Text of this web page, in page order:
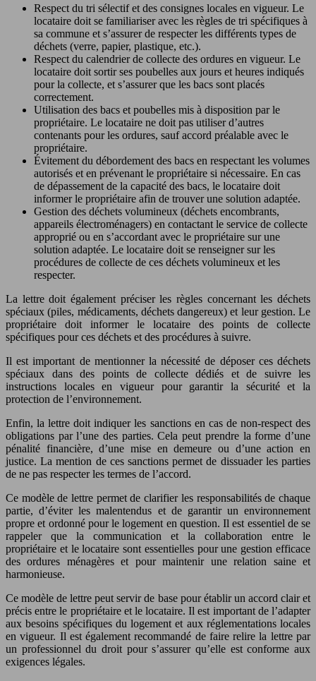
Respect du tri sélectif et des consignes locales en vigueur. Le
locataire doit se familiariser avec les règles de tri spécifiques à
sa commune et s’assurer de respecter les différents types de
déchets (verre, papier, plastique, etc.).
Respect du calendrier de collecte des ordures en vigueur. Le
locataire doit sortir ses poubelles aux jours et heures indiqués
pour la collecte, et s’assurer que les bacs sont placés
correctement.
Utilisation des bacs et poubelles mis à disposition par le
propriétaire. Le locataire ne doit pas utiliser d’autres
contenants pour les ordures, sauf accord préalable avec le
propriétaire.
Évitement du débordement des bacs en respectant les volumes
autorisés et en prévenant le propriétaire si nécessaire. En cas
de dépassement de la capacité des bacs, le locataire doit
informer le propriétaire afin de trouver une solution adaptée.
Gestion des déchets volumineux (déchets encombrants,
appareils électroménagers) en contactant le service de collecte
approprié ou en s’accordant avec le propriétaire sur une
solution adaptée. Le locataire doit se renseigner sur les
procédures de collecte de ces déchets volumineux et les
respecter.
La lettre doit également préciser les règles concernant les déchets
spéciaux (piles, médicaments, déchets dangereux) et leur gestion. Le
propriétaire doit informer le locataire des points de collecte
spécifiques pour ces déchets et des procédures à suivre.
Il est important de mentionner la nécessité de déposer ces déchets
spéciaux dans des points de collecte dédiés et de suivre les
instructions locales en vigueur pour garantir la sécurité et la
protection de l’environnement.
Enfin, la lettre doit indiquer les sanctions en cas de non-respect des
obligations par l’une des parties. Cela peut prendre la forme d’une
pénalité financière, d’une mise en demeure ou d’une action en
justice. La mention de ces sanctions permet de dissuader les parties
de ne pas respecter les termes de l’accord.
Ce modèle de lettre permet de clarifier les responsabilités de chaque
partie, d’éviter les malentendus et de garantir un environnement
propre et ordonné pour le logement en question. Il est essentiel de se
rappeler que la communication et la collaboration entre le
propriétaire et le locataire sont essentielles pour une gestion efficace
des ordures ménagères et pour maintenir une relation saine et
harmonieuse.
Ce modèle de lettre peut servir de base pour établir un accord clair et
précis entre le propriétaire et le locataire. Il est important de l’adapter
aux besoins spécifiques du logement et aux réglementations locales
en vigueur. Il est également recommandé de faire relire la lettre par
un professionnel du droit pour s’assurer qu’elle est conforme aux
exigences légales.